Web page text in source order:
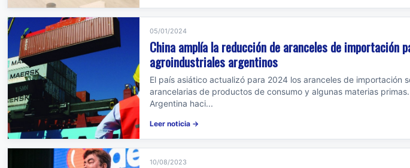
05/01/2024
China amplía la reducción de aranceles de importación
agroindustriales argentinos
El país asiático actualizó para 2024 los aranceles de importación
arancelarias de productos de consumo y algunas materias
Argentina haci...
Leer noticia →
10/08/2023